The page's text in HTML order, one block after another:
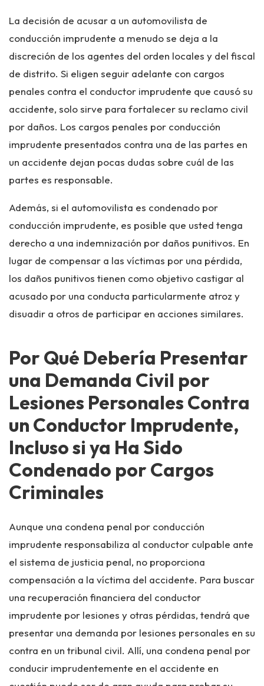
La decisión de acusar a un automovilista de
conducción imprudente a menudo se deja a la
discreción de los agentes del orden locales y del fiscal
de distrito. Si eligen seguir adelante con cargos
penales contra el conductor imprudente que causó su
accidente, solo sirve para fortalecer su reclamo civil
por daños. Los cargos penales por conducción
imprudente presentados contra una de las partes en
un accidente dejan pocas dudas sobre cuál de las
partes es responsable.
Además, si el automovilista es condenado por
conducción imprudente, es posible que usted tenga
derecho a una indemnización por daños punitivos. En
lugar de compensar a las víctimas por una pérdida,
los daños punitivos tienen como objetivo castigar al
acusado por una conducta particularmente atroz y
disuadir a otros de participar en acciones similares.
Por Qué Debería Presentar
una Demanda Civil por
Lesiones Personales Contra
un Conductor Imprudente,
Incluso si ya Ha Sido
Condenado por Cargos
Criminales
Aunque una condena penal por conducción
imprudente responsabiliza al conductor culpable ante
el sistema de justicia penal, no proporciona
compensación a la víctima del accidente. Para buscar
una recuperación financiera del conductor
imprudente por lesiones y otras pérdidas, tendrá que
presentar una demanda por lesiones personales en su
contra en un tribunal civil. Allí, una condena penal por
conducir imprudentemente en el accidente en